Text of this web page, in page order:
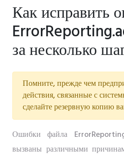
Как исправить
за несколько
Помните, прежде чем
действия, связанные с
сделайте резервную копию
Ошибки файла
вызваны различными